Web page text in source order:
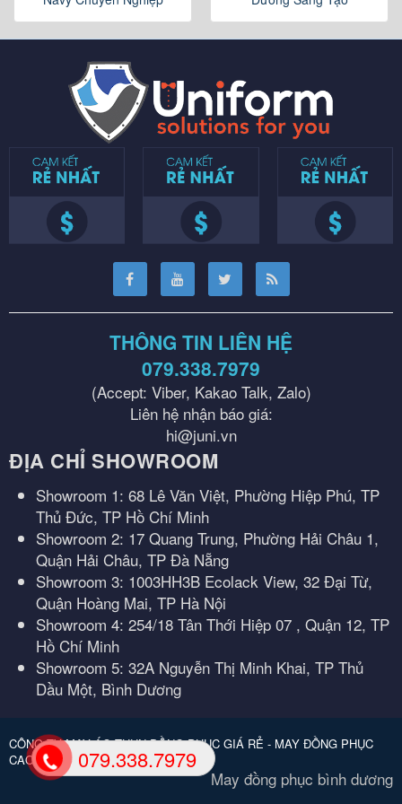
THÔNG TIN LIÊN HỆ
079.338.7979
(Accept: Viber, Kakao Talk, Zalo)
Liên hệ nhận báo giá:
hi@juni.vn
ĐỊA CHỈ SHOWROOM
Showroom 1: 68 Lê Văn Việt, Phường Hiệp Phú, TP
Thủ Đức, TP Hồ Chí Minh
Showroom 2: 17 Quang Trung, Phường Hải Châu 1,
Quận Hải Châu, TP Đà Nẵng
Showroom 3: 1003HH3B Ecolack View, 32 Đại Từ,
Quận Hoàng Mai, TP Hà Nội
Showroom 4: 254/18 Tân Thới Hiệp 07 , Quận 12, TP
Hồ Chí Minh
Showroom 5: 32A Nguyễn Thị Minh Khai, TP Thủ
Dầu Một, Bình Dương
CÔNG TY MAY ÁO THUN ĐỒNG PHỤC GIÁ RẺ - MAY ĐỒNG PHỤC
CAO CẤP.
May đồng phục bình dương
079.338.7979